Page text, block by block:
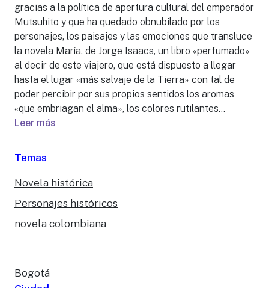
gracias a la política de apertura cultural del emperador
Mutsuhito y que ha quedado obnubilado por los
personajes, los paisajes y las emociones que transluce
la novela María, de Jorge Isaacs, un libro «perfumado»
al decir de este viajero, que está dispuesto a llegar
hasta el lugar «más salvaje de la Tierra» con tal de
poder percibir por sus propios sentidos los aromas
«que embriagan el alma», los colores rutilantes...
Leer más
Temas
Novela histórica
Personajes históricos
novela colombiana
Bogotá